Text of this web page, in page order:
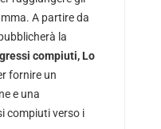
A partire da
la
compiuti, Lo
fornire un
e una
compiuti verso i